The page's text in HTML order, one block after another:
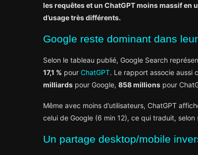
les requêtes et un ChatGPT moins massif en
d’usage très différents.
Google reste dominant dans
Selon le tableau publié, Google Search
17,1 % pour ChatGPT. Le rapport associe aussi
milliards pour Google, 858 millions pour
Même avec moins d’utilisateurs, ChatGPT
celui de Google (6 min 12), ce qui traduit, selon
Un partage desktop/mobile